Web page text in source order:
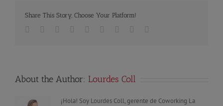
Share This Story, Choose Your Platform!
Facebook
TwitterLinkedin
Reddit TumblrGoogle+Pinterest
About the Author: Lourdes Coll
¡Hola! Soy Lourdes Coll, gerente de Coworking La